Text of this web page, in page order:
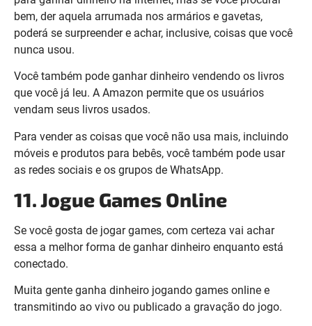
bem, der aquela arrumada nos armários e gavetas,
poderá se surpreender e achar, inclusive, coisas que você
nunca usou.
Você também pode ganhar dinheiro vendendo os livros
que você já leu. A Amazon permite que os usuários
vendam seus livros usados.
Para vender as coisas que você não usa mais, incluindo
móveis e produtos para bebês, você também pode usar
as redes sociais e os grupos de WhatsApp.
11. Jogue Games Online
Se você gosta de jogar games, com certeza vai achar
essa a melhor forma de ganhar dinheiro enquanto está
conectado.
Muita gente ganha dinheiro jogando games online e
transmitindo ao vivo ou publicado a gravação do jogo.